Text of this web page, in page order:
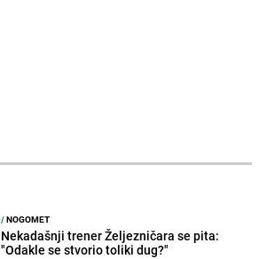
/NOGOMET
Nekadašnji trener Željezničara se pita:
"Odakle se stvorio toliki dug?"